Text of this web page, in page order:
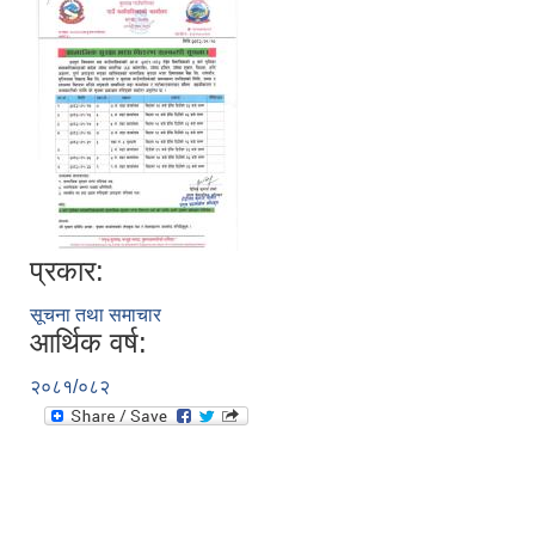
प्रकार:
सूचना तथा समाचार
आर्थिक वर्ष:
२०८१/०८२